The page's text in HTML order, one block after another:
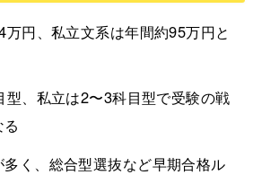
円、私立文系は年間約95万円と
型、私立は2〜3科目型で受験の戦
く、総合型選抜など早期合格ル